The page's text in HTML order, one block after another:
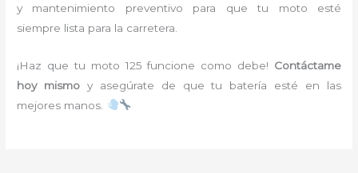
y mantenimiento preventivo para que tu moto esté
siempre lista para la carretera.
¡Haz que tu moto 125 funcione como debe! Contáctame
hoy mismoy asegúrate de que tu batería esté en las
mejores manos.